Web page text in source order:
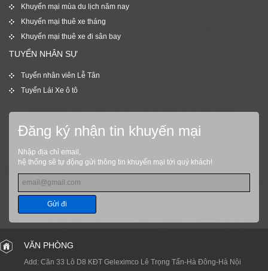
Khuyến mại mùa du lịch năm nay
Khuyến mại thuê xe tháng
Khuyến mại thuê xe đi sân bay
TUYỂN NHÂN SỰ
Tuyển nhân viên Lễ Tân
Tuyển Lái Xe ô tô
Đăng ký nhận tin khuyến mại
Nhập địa chỉ email,
hệ thống sẽ tự động gửi thông tin khuyến mại tới quý khách!
Gửi đi
VĂN PHÒNG
Add: Căn 33 Lô D8 KĐT Geleximco Lê Trọng Tấn-Hà Đông-Hà Nội